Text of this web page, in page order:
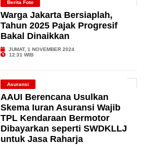
Berita Foto
Warga Jakarta Bersiaplah,
Tahun 2025 Pajak Progresif
Bakal Dinaikkan
JUMAT, 1 NOVEMBER 2024
12:31 WIB
Asuransi
AAUI Berencana Usulkan
Skema Iuran Asuransi Wajib
TPL Kendaraan Bermotor
Dibayarkan seperti SWDKLLJ
untuk Jasa Raharja